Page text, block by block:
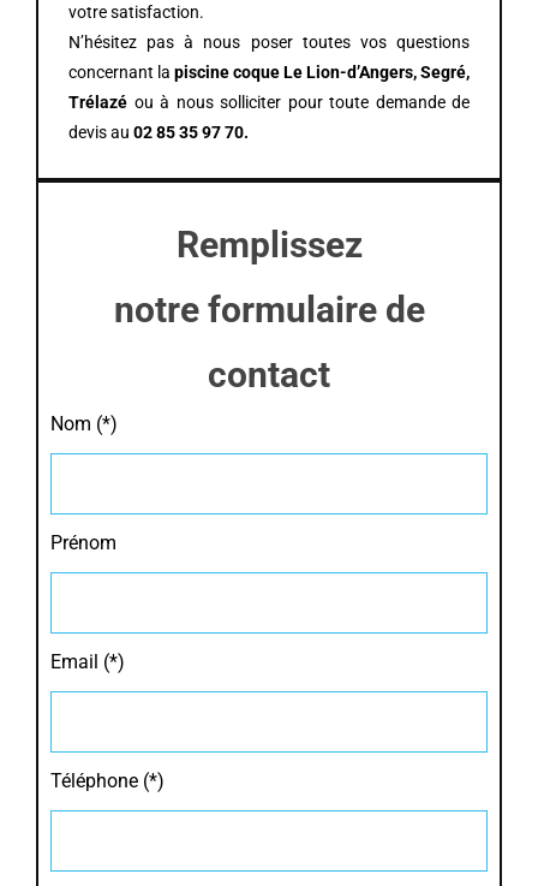
votre satisfaction.
N’hésitez pas à nous poser toutes vos questions
concernant la piscine coque Le Lion-d’Angers, Segré,
Trélazé ou à nous solliciter pour toute demande de
devis au 02 85 35 97 70.
Remplissez
notre formulaire de
contact
Nom (*)
Prénom
Email (*)
Téléphone (*)